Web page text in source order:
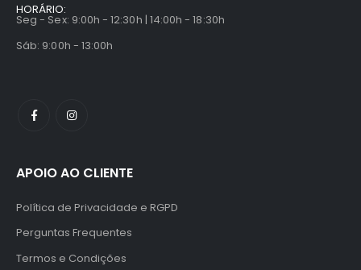
HORÁRIO:
Seg - Sex: 9:00h - 12:30h | 14:00h - 18:30h
Sáb: 9:00h - 13:00h
APOIO AO CLIENTE
Política de Privacidade e RGPD
Perguntas Frequentes
Termos e Condições